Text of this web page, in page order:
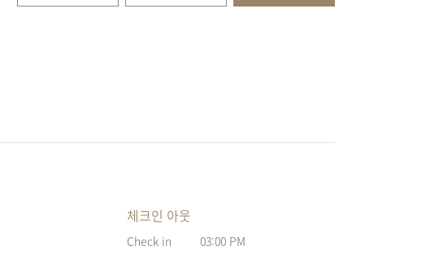
체크인 아웃
Check in
03:00 PM